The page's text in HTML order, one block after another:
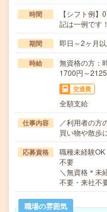
時間
【シフト例
記は一例です
期間 即日～2ヶ月
時給
無資格の方：
1700円～
交通費
全額支給
仕事内容
／利用者の方
買い物や散歩
応募資格
職種未経験
不要
＼無資格＊未
不要・来社不
職場の雰囲気